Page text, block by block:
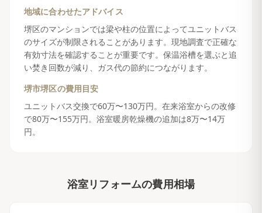
地域に合わせたアドバイス
堺区のマンションでは梁や柱の位置によってユニットバス
のサイズが制限されることがあります。現地調査で正確な
有効寸法を確認することが重要です。保温浴槽を選ぶと追
い焚き回数が減り、ガス代の節約につながります。
堺市堺区の費用目安
ユニットバス交換で60万〜130万円。在来浴室からの改修
で80万〜155万円。浴室暖房乾燥機の追加は8万〜14万
円。
浴室リフォームの費用相場